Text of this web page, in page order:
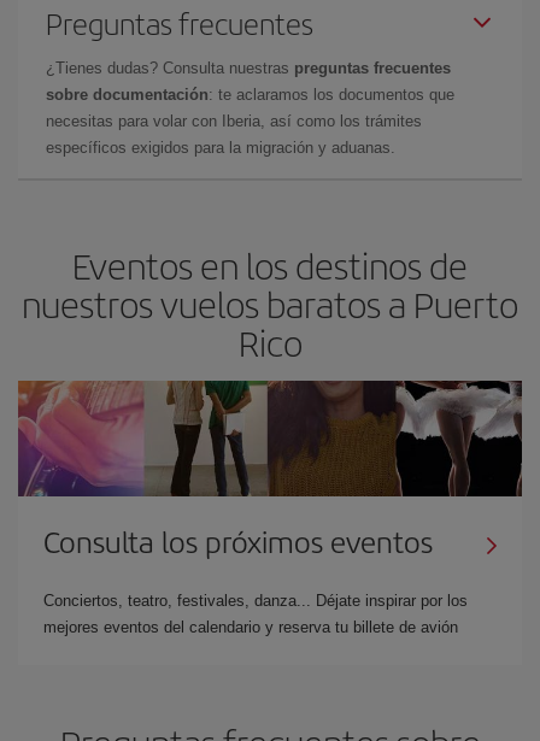
Preguntas frecuentes
¿Tienes dudas? Consulta nuestras preguntas frecuentes
sobre documentación: te aclaramos los documentos que
necesitas para volar con Iberia, así como los trámites
específicos exigidos para la migración y aduanas.
Eventos en los destinos de
nuestros vuelos baratos a Puerto
Rico
Consulta los próximos eventos
Conciertos, teatro, festivales, danza... Déjate inspirar por los
mejores eventos del calendario y reserva tu billete de avión